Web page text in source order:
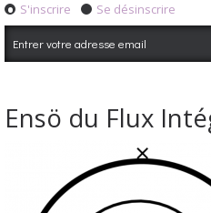
S'inscrire Se désinscrire
Ensö du Flux